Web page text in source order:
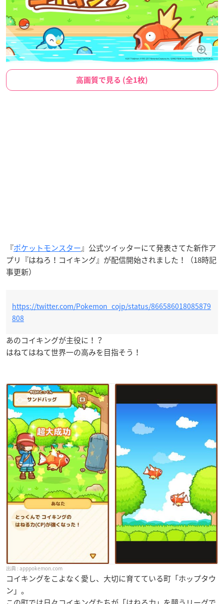
高画質で見る (全1枚)
『ポケットモンスター』公式ツイッターにて発表さてた新作ア
プリ『はねろ！コイキング』が配信開始されました！（18時記
事更新）
https://twitter.com/Pokemon_cojp/status/866586018085879
808
あのコイキングが主役に！？
はねてはねて世界一の高みを目指そう！
apppokemon.com
コイキングをこよなく愛し、大切に育てている町「ホップタウ
ン」 。